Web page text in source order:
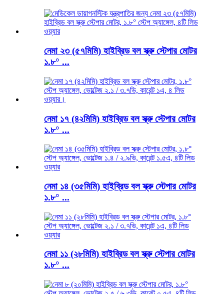
নেমা ২৩ (৫৭মিমি) হাইব্রিড বল স্ক্রু স্টেপার মোটর
১.৮° ...
নেমা ১৭ (৪২মিমি) হাইব্রিড বল স্ক্রু স্টেপার মোটর
১.৮° ...
নেমা ১৪ (৩৫মিমি) হাইব্রিড বল স্ক্রু স্টেপার মোটর
১.৮° ...
নেমা ১১ (২৮মিমি) হাইব্রিড বল স্ক্রু স্টেপার মোটর
১.৮° ...